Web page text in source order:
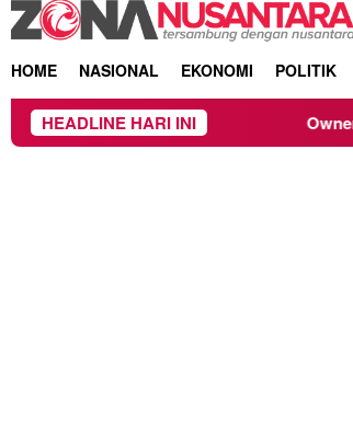
HOME NASIONAL EKONOMI POLITIK
HEADLINE HARI INIOwner Dupli Dining and